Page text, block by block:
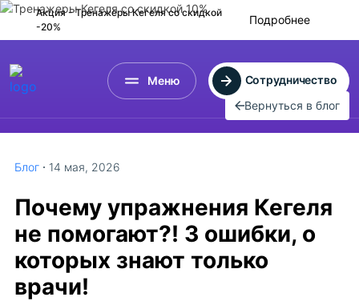
Акция - Тренажеры Кегелясо скидкой
-20%
Подробнее
Меню
Сотрудничество
Вернуться в блог
Блог 14 мая, 2026
Почему упражнения Кегеля
не помогают?! 3 ошибки, о
которых знают только
врачи!